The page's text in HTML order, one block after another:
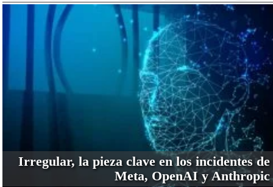
Irregular, la pieza clave en los incidentes de
Meta, OpenAI y Anthropic